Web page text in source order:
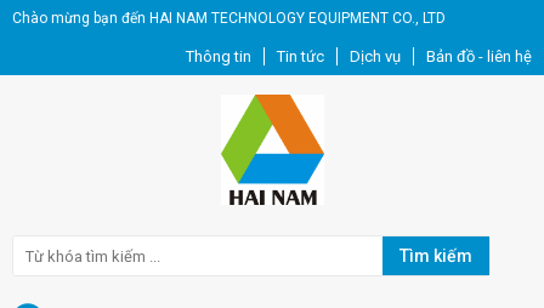
Chào mừng bạn đến HAI NAM TECHNOLOGY EQUIPMENT CO., LTD
Thông tin Tin tức Dịch vụ Bản đồ - liên hệ
Tìm kiếm